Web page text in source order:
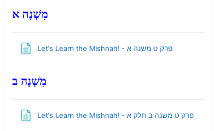
מִשְׁנָה א
Let's Learn the Mishnah! - פרק ט משנה אPage
מִשְׁנָה ב
Let's Learn the Mishnah! - פרק ט משנה ב חלק אPage